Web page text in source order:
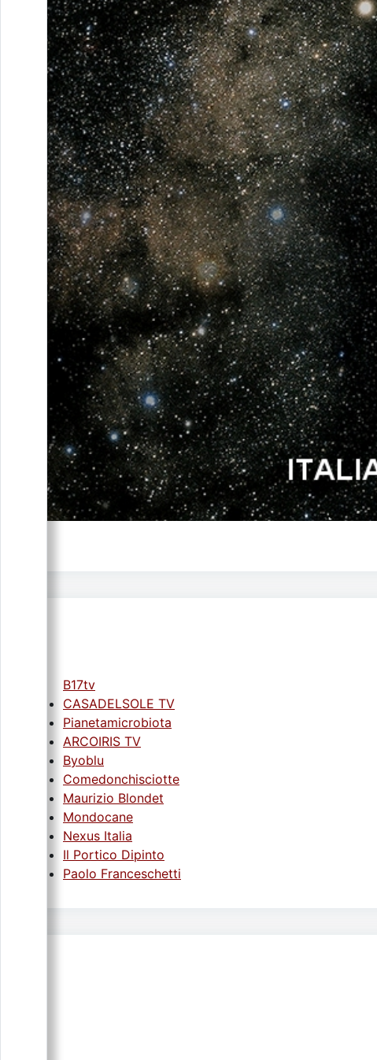
B17tv
CASADELSOLE TV
Pianetamicrobiota
ARCOIRIS TV
Byoblu
Comedonchisciotte
Maurizio Blondet
Mondocane
Nexus Italia
Il Portico Dipinto
Paolo Franceschetti